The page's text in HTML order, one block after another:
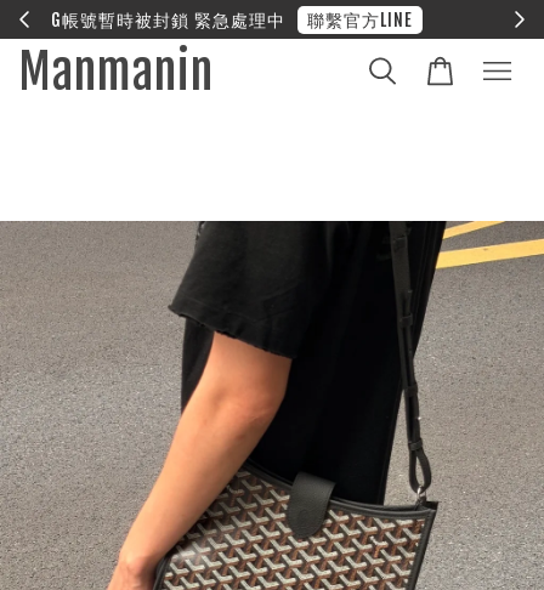
❤︎ 全館滿兩萬享免運
Manmanin